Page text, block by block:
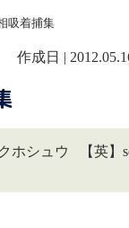
吸着捕集
作成日 |
ホシュウ 【英】